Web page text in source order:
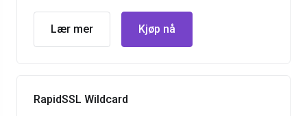
Lær mer Kjøp nå
RapidSSL Wildcard